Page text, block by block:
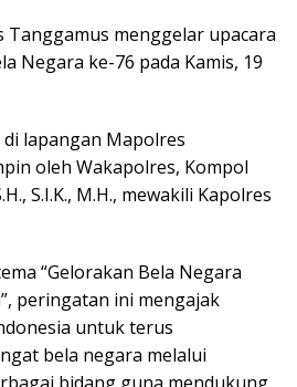
Tanggamus menggelar upacara
Negara ke-76 pada Kamis, 19
lapangan Mapolres
oleh Wakapolres, Kompol
S.I.K., M.H., mewakili Kapolres
“Gelorakan Bela Negara
peringatan ini mengajak
untuk terus
bela negara melalui